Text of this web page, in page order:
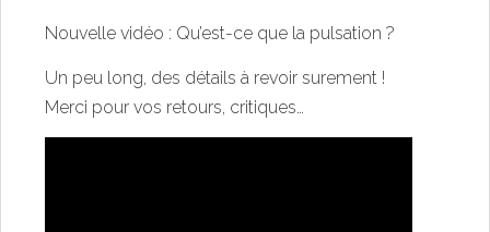
Nouvelle vidéo : Qu’est-ce que la pulsation ?
Un peu long, des détails à revoir surement !
Merci pour vos retours, critiques…